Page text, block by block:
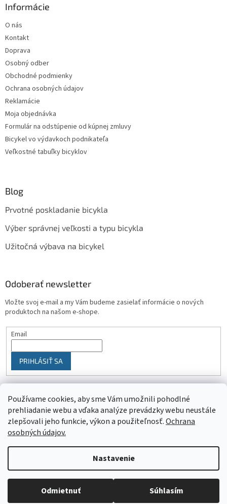
Používame cookies, aby sme Vám umožnili pohodlné
prehliadanie webu a vďaka analýze prevádzky webu neustále
zlepšovali jeho funkcie, výkon a použiteľnosť.Ochrana
osobných údajov.
Nastavenie
Odmietnuť Súhlasím
Objednaný tovar si môžete prevziať osobne v predajni SELEKTRA,
Družstevná 1143/24, Partizánske, tel.: 038/7490000. Všetok tovar je
Informácie
O nás
Kontakt
Doprava
Osobný odber
Obchodné podmienky
Ochrana osobných údajov
Reklamácie
Moja objednávka
Formulár na odstúpenie od kúpnej zmluvy
Bicykel vo výdavkoch podnikateľa
Veľkostné tabuľky bicyklov
Blog
Prvotné poskladanie bicykla
Výber správnej veľkosti a typu bicykla
Užitočná výbava na bicykel
Odoberať newsletter
Vložte svoj e-mail a my Vám budeme zasielať informácie o nových
produktoch na našom e-shope.
Email
PRIHLÁSIŤ SA
Vytvoril Shoptet
Copyright 2026SELEKTRA. Všetky práva vyhradené.Upraviť